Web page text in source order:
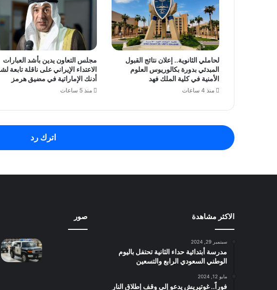
لحاملي الثانوية.. إعلان نتائج القبول
المبدئي بدورة بكالوريوس العلوم
الأمنية في كلية الملك فهد
منذ 4 ساعات
مجلس التعاون يدين بأشد العبارات
الاعتداء الإيراني على ناقلة تابعة
أدنك الإماراتية في مضيق هرمز
منذ 5 ساعات
اترك رد
الاكثر مشاهدة
سبتمبر 29, 2024
مدرسة أبتدائية حداء الثانية تحتفل باليوم
الوطني السعودي الرابع والتسعين
مايو 12, 2024
فوراً.. غوتيريش يدعو إلى وقف إطلاق النار
صور